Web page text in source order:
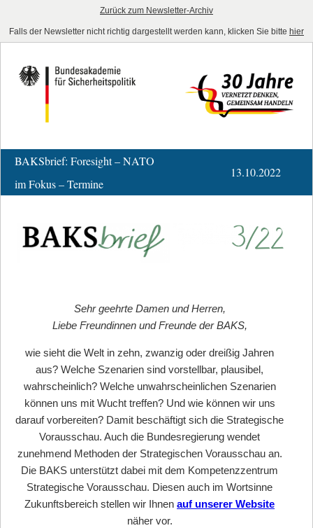
Zurück zum Newsletter-Archiv
Falls der Newsletter nicht richtig dargestellt werden kann, klicken Sie bitte hier
BAKSbrief: Foresight – NATO
im Fokus – Termine
13.10.2022
Sehr geehrte Damen und Herren,
Liebe Freundinnen und Freunde der BAKS,
wie sieht die Welt in zehn, zwanzig oder dreißig Jahren
aus? Welche Szenarien sind vorstellbar, plausibel,
wahrscheinlich?Welche unwahrscheinlichen Szenarien
können uns mit Wucht treffen? Und wie können wir uns
darauf vorbereiten? Damit beschäftigt sich die Strategische
Vorausschau. Auch die Bundesregierung wendet
zunehmend Methoden der Strategischen Vorausschau an.
Die BAKS unterstützt dabei mit dem Kompetenzzentrum
Strategische Vorausschau. Diesen auch im Wortsinne
Zukunftsbereich stellen wir Ihnen auf unserer Website
näher vor.